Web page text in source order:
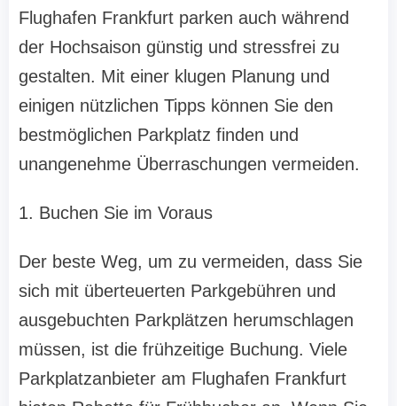
Flughafen Frankfurt parken auch während
der Hochsaison günstig und stressfrei zu
gestalten. Mit einer klugen Planung und
einigen nützlichen Tipps können Sie den
bestmöglichen Parkplatz finden und
unangenehme Überraschungen vermeiden.
1. Buchen Sie im Voraus
Der beste Weg, um zu vermeiden, dass Sie
sich mit überteuerten Parkgebühren und
ausgebuchten Parkplätzen herumschlagen
müssen, ist die frühzeitige Buchung. Viele
Parkplatzanbieter am Flughafen Frankfurt